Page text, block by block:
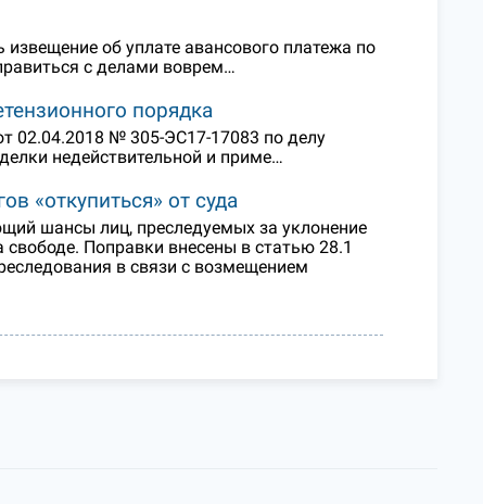
об уплате авансового платежа по
с делами воврем…
порядка
02.04.2018 № 305-ЭС17-17083 по делу
недействительной и приме…
«откупиться» от суда
шансы лиц, преследуемых за уклонение
свободе. Поправки внесены в статью 28.1
в связи с возмещением